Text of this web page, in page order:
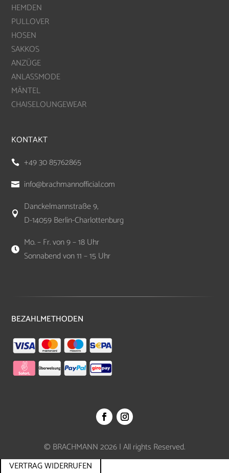
HEMDEN
PULLOVER
HOSEN
SAKKOS
ANZÜGE
ANLASSMODE
MÄNTEL
CHAISELOUNGEWEAR
KONTAKT
 +49 30 85762865
 info@brachmannofficial.com

Danckelmannstraße 9,
D-14059 Berlin-Charlottenburg

Mo. – Fr. von 9 – 18 Uhr
Sonnabend von 11 – 15 Uhr
BEZAHLMETHODEN
© BRACHMANN 2026 | All rights Reserved.
VERTRAG WIDERRUFEN